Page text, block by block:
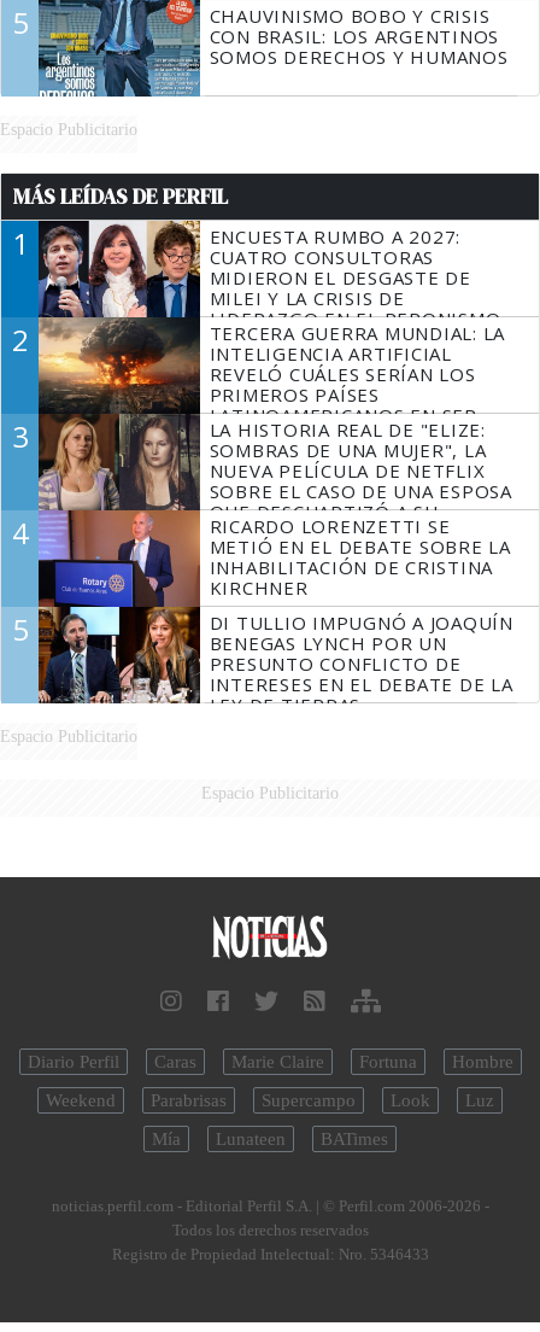
5
CHAUVINISMO BOBO Y CRISIS
CON BRASIL: LOS ARGENTINOS
SOMOS DERECHOS Y HUMANOS
Espacio Publicitario
MÁS LEÍDAS DE PERFIL
1
ENCUESTA RUMBO A 2027:
CUATRO CONSULTORAS
MIDIERON EL DESGASTE DE
MILEI Y LA CRISIS DE
LIDERAZGO EN EL PERONISMO
2
TERCERA GUERRA MUNDIAL: LA
INTELIGENCIA ARTIFICIAL
REVELÓ CUÁLES SERÍAN LOS
PRIMEROS PAÍSES
LATINOAMERICANOS EN SER
DERROTADOS
3
LA HISTORIA REAL DE "ELIZE:
SOMBRAS DE UNA MUJER", LA
NUEVA PELÍCULA DE NETFLIX
SOBRE EL CASO DE UNA ESPOSA
QUE DESCUARTIZÓ A SU
MARIDO
4
RICARDO LORENZETTI SE
METIÓ EN EL DEBATE SOBRE LA
INHABILITACIÓN DE CRISTINA
KIRCHNER
5
DI TULLIO IMPUGNÓ A JOAQUÍN
BENEGAS LYNCH POR UN
PRESUNTO CONFLICTO DE
INTERESES EN EL DEBATE DE LA
LEY DE TIERRAS
Espacio Publicitario
Espacio Publicitario
Diario Perfil Caras Marie Claire Fortuna
Hombre
Weekend
Parabrisas Supercampo Look
Luz
Mía
Lunateen BATimes
noticias.perfil.com - Editorial Perfil S.A. | © Perfil.com 2006-2026 -
Todos los derechos reservados
Registro de Propiedad Intelectual: Nro. 5346433